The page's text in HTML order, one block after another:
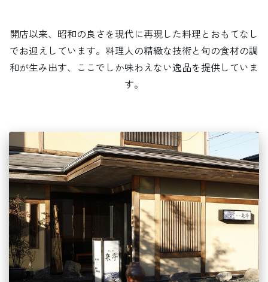
開店以来、昭和の良さを現代に再現した料理とおもてなし
でお迎えしています。料理人の精緻な技術と旬の食材の調
和が生み出す、ここでしか味わえない逸品を提供していま
す。